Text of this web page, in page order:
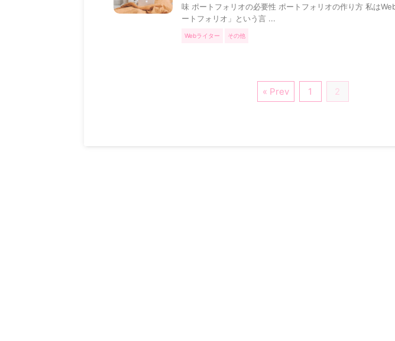
味 ポートフォリオの必要性 ポートフォリオの作り方 私は
ートフォリオ」という言 ...
Webライター その他
« Prev 1 2